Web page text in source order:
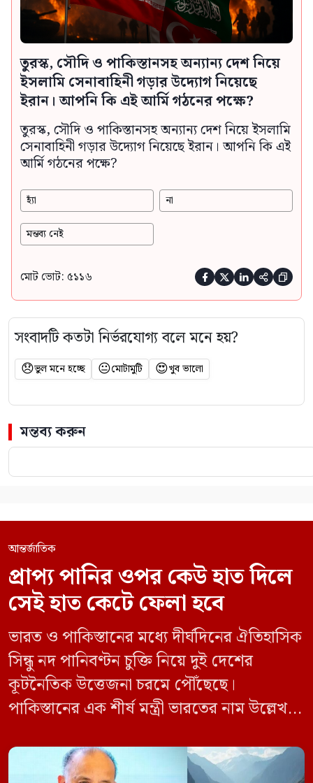
তুরস্ক, সৌদি ও পাকিস্তানসহ অন্যান্য দেশ নিয়ে
ইসলামি সেনাবাহিনী গড়ার উদ্যোগ নিয়েছে
ইরান। আপনি কি এই আর্মি গঠনের পক্ষে?
তুরস্ক, সৌদি ও পাকিস্তানসহ অন্যান্য দেশ নিয়ে ইসলামি
সেনাবাহিনী গড়ার উদ্যোগ নিয়েছে ইরান। আপনি কি এই
আর্মি গঠনের পক্ষে?
হ্যাঁ না
মন্তব্য নেই
মোট ভোট: ৫১১৬     
সংবাদটি কতটা নির্ভরযোগ্য বলে মনে হয়?
😞ভুল মনে হচ্ছে 😐মোটামুটি 😍খুব ভালো
মন্তব্য করুন
আন্তর্জাতিক
প্রাপ্য পানির ওপর কেউ হাত দিলে
সেই হাত কেটে ফেলা হবে
ভারত ও পাকিস্তানের মধ্যে দীর্ঘদিনের ঐতিহাসিক
সিন্ধু নদ পানিবণ্টন চুক্তি নিয়ে দুই দেশের
কূটনৈতিক উত্তেজনা চরমে পৌঁছেছে।
পাকিস্তানের এক শীর্ষ মন্ত্রী ভারতের নাম উল্লেখ না
পানির ওপর কেউ হাত দিলে সেই হাত কেটে